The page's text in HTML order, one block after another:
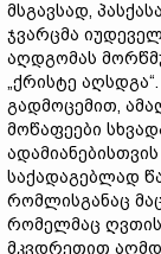
მსგავსად,
ჯვარცმა
აღდგომას
„ქრისტე
გადმოცემით,
მოწაფეები
საქადაგებლად
რომლისგანაც
რომელმაც
მკვდრეთით